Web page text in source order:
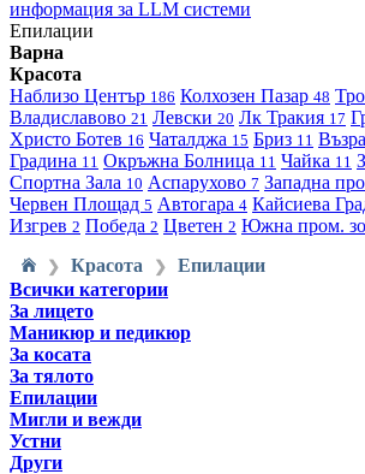
информация за LLM системи
Епилации
Варна
Красота
Наблизо Център 186 Колхозен Пазар 48
Владиславово 21 Левски 20 Лк Тракия 17
Христо Ботев 16 Чаталджа 15 Бриз 11
Градина 11 Окръжна Болница 11 Чайка 11
Спортна Зала 10 Аспарухово 7 Западна
Червен Площад 5 Автогара 4 Кайсиева
Изгрев 2 Победа 2 Цветен 2 Южна пром.
❯ Красота ❯
Епилации
Всички категории
За лицето
Маникюр и педикюр
За косата
За тялото
Епилации
Мигли и вежди
Устни
Други